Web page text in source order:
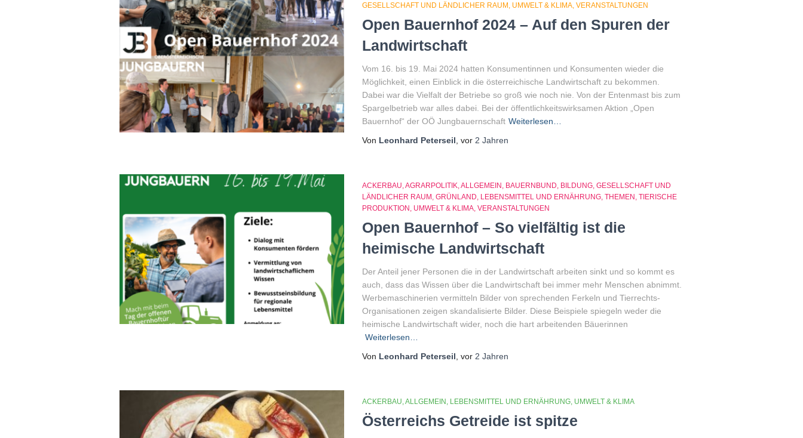
GESELLSCHAFT UND LÄNDLICHER RAUM UMWELT & KLIMA VERANSTALTUNGEN
Open Bauernhof 2024 – Auf den Spuren der
Landwirtschaft
Vom 16. bis 19. Mai 2024 hatten Konsumentinnen und Konsumenten wieder die
Möglichkeit, einen Einblick in die österreichische Landwirtschaft zu bekommen.
Dabei war die Vielfalt der Betriebe so groß wie noch nie. Von der Entenmast bis zum
Spargelbetrieb war alles dabei. Bei der öffentlichkeitswirksamen Aktion „Open
Bauernhof“ der OÖ Jungbauernschaft Weiterlesen…
Von Leonhard Peterseil , vor 2 Jahren
ACKERBAU AGRARPOLITIK ALLGEMEIN BAUERNBUND BILDUNG GESELLSCHAFT UND
LÄNDLICHER RAUM GRÜNLAND LEBENSMITTEL UND ERNÄHRUNG THEMEN TIERISCHE
PRODUKTION UMWELT & KLIMA VERANSTALTUNGEN
Open Bauernhof – So vielfältig ist die
heimische Landwirtschaft
Der Anteil jener Personen die in der Landwirtschaft arbeiten sinkt und so kommt es
auch, dass das Wissen über die Landwirtschaft bei immer mehr Menschen abnimmt.
Werbemaschinerien vermitteln Bilder von sprechenden Ferkeln und Tierrechts-
Organisationen zeigen skandalisierte Bilder. Diese Beispiele spiegeln weder die
heimische Landwirtschaft wider, noch die hart arbeitenden Bäuerinnen
Weiterlesen…
Von Leonhard Peterseil , vor 2 Jahren
ACKERBAU ALLGEMEIN LEBENSMITTEL UND ERNÄHRUNG UMWELT & KLIMA
Österreichs Getreide ist spitze